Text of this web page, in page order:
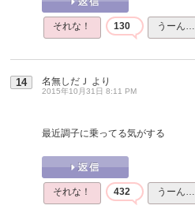
それな！ 130 うーん…
14 名無しだＪ より
2015年10月31日 8:11 PM
最近調子に乗ってる気がする
それな！ 432 うーん…